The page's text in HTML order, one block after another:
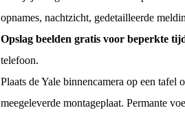
opnames, nachtzicht, gedetailleerde
Opslag beelden gratis voor beperkte
telefoon.
Plaats de Yale binnencamera op een tafel
meegeleverde montageplaat. Permante